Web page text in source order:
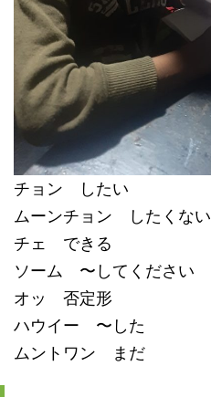
チョン したい
ムーンチョン したくない
チェ できる
ソーム 〜してください
オッ 否定形
ハウイー 〜した
ムントワン まだ